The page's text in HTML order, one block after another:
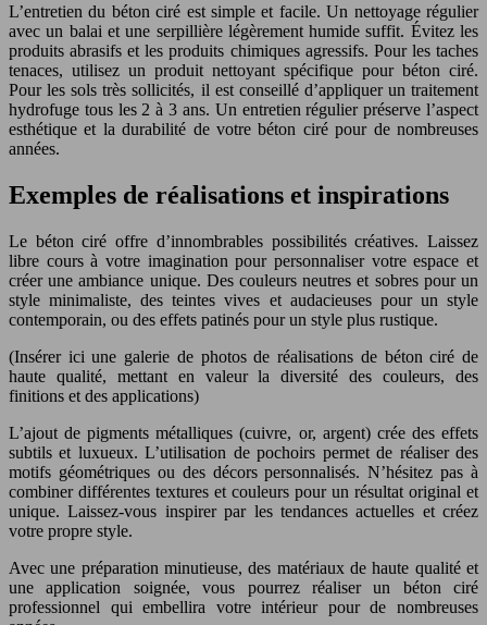
L’entretien du béton ciré est simple et facile. Un nettoyage régulier
avec un balai et une serpillière légèrement humide suffit. Évitez les
produits abrasifs et les produits chimiques agressifs. Pour les taches
tenaces, utilisez un produit nettoyant spécifique pour béton ciré.
Pour les sols très sollicités, il est conseillé d’appliquer un traitement
hydrofuge tous les 2 à 3 ans. Un entretien régulier préserve l’aspect
esthétique et la durabilité de votre béton ciré pour de nombreuses
années.
Exemples de réalisations et inspirations
Le béton ciré offre d’innombrables possibilités créatives. Laissez
libre cours à votre imagination pour personnaliser votre espace et
créer une ambiance unique. Des couleurs neutres et sobres pour un
style minimaliste, des teintes vives et audacieuses pour un style
contemporain, ou des effets patinés pour un style plus rustique.
(Insérer ici une galerie de photos de réalisations de béton ciré de
haute qualité, mettant en valeur la diversité des couleurs, des
finitions et des applications)
L’ajout de pigments métalliques (cuivre, or, argent) crée des effets
subtils et luxueux. L’utilisation de pochoirs permet de réaliser des
motifs géométriques ou des décors personnalisés. N’hésitez pas à
combiner différentes textures et couleurs pour un résultat original et
unique. Laissez-vous inspirer par les tendances actuelles et créez
votre propre style.
Avec une préparation minutieuse, des matériaux de haute qualité et
une application soignée, vous pourrez réaliser un béton ciré
professionnel qui embellira votre intérieur pour de nombreuses